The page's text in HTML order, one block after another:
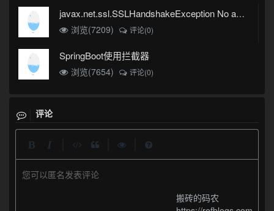
javax.net.ssl.SSLHandshakeException No appropriate protocol (protocol is disabled or cipher suites are inappropriate)错误
浏览(7209)
评论(0)
SpringBoot使用拦截器
浏览(7654) 评论(0)
评论
您可以匿名发表评论
搬砖的码农